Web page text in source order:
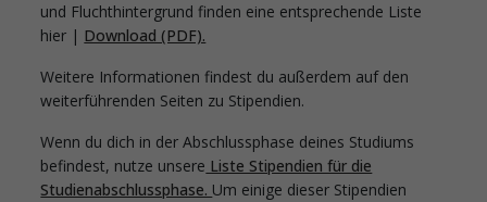
und Fluchthintergrund finden eine entsprechende Liste
hier | Download (PDF).
Weitere Informationen findest du außerdem auf den
weiterführenden Seiten zu Stipendien.
Wenn du dich in der Abschlussphase deines Studiums
befindest, nutze unsere Liste Stipendien für die
Studienabschlussphase. Um einige dieser Stipendien